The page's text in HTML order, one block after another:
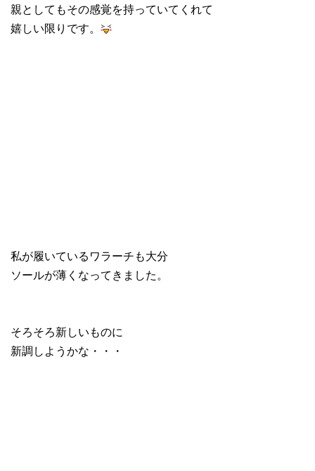
親としてもその感覚を持っていてくれて
嬉しい限りです。
私が履いているワラーチも大分
ソールが薄くなってきました。
そろそろ新しいものに
新調しようかな・・・